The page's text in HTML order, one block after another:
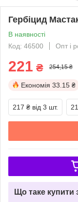
Гербіцид
В наявності
Код: 46500
Опт і
221 ₴ 254,15 ₴
Економія 33.15 ₴
217 ₴ від 3 шт.
Що таке купити